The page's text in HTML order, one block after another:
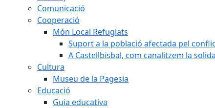
Comunicació
Cooperació
Món Local Refugiats
Suport a la població afectada pel
A Castellbisbal, com canalitzem la
Cultura
Museu de la Pagesia
Educació
Guia educativa